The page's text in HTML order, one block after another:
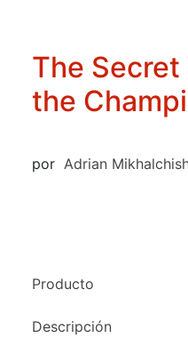
The
the
por Adrian
Producto
Descripción